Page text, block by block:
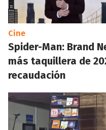
Cine
Spider-Man: Brand
más taquillera de
recaudación